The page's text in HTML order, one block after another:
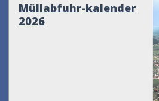
Müllabfuhr-kalender
2026